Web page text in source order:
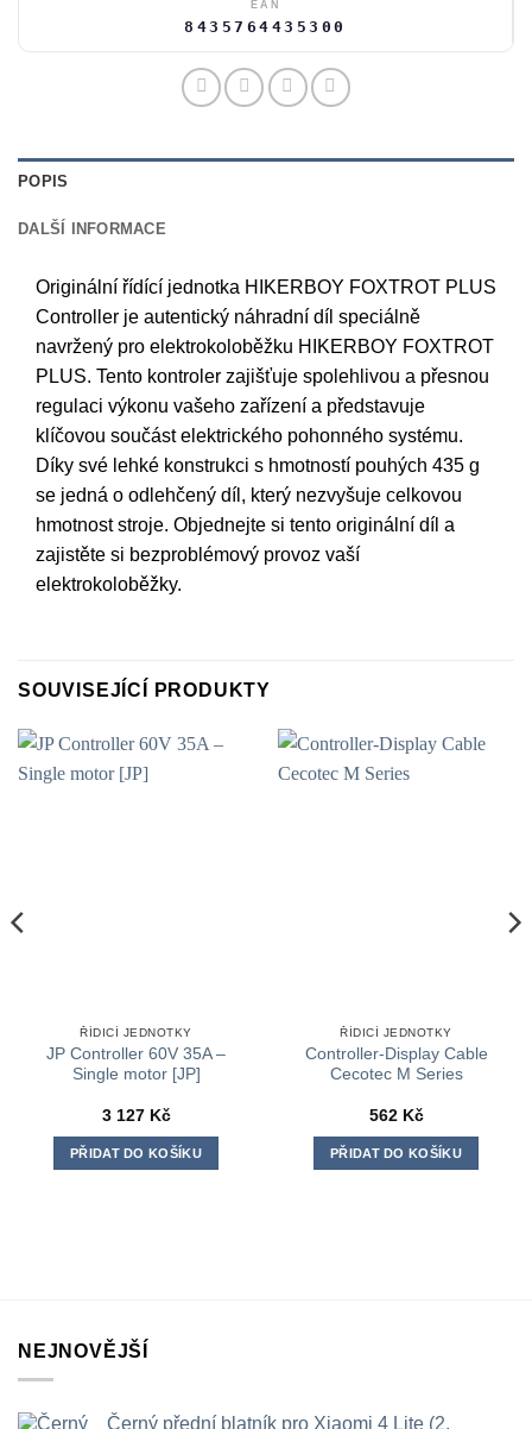
EAN
8435764435300
POPIS
DALŠÍ INFORMACE
Originální řídící jednotka HIKERBOY FOXTROT PLUS
Controller je autentický náhradní díl speciálně
navržený pro elektrokoloběžku HIKERBOY FOXTROT
PLUS. Tento kontroler zajišťuje spolehlivou a přesnou
regulaci výkonu vašeho zařízení a představuje
klíčovou součást elektrického pohonného systému.
Díky své lehké konstrukci s hmotností pouhých 435 g
se jedná o odlehčený díl, který nezvyšuje celkovou
hmotnost stroje. Objednejte si tento originální díl a
zajistěte si bezproblémový provoz vaší
elektrokoloběžky.
SOUVISEJÍCÍ PRODUKTY
ŘÍDICÍ JEDNOTKY
JP Controller 60V 35A –
Single motor [JP]
3 127 Kč
PŘIDAT DO KOŠÍKU
ŘÍDICÍ JEDNOTKY
Controller-Display Cable
Cecotec M Series
562 Kč
PŘIDAT DO KOŠÍKU
NEJNOVĚJŠÍ
Černý přední blatník pro Xiaomi 4 Lite (2.